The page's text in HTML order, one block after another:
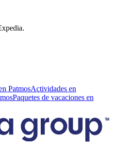
PatmosActividades en
Paquetes de vacaciones en